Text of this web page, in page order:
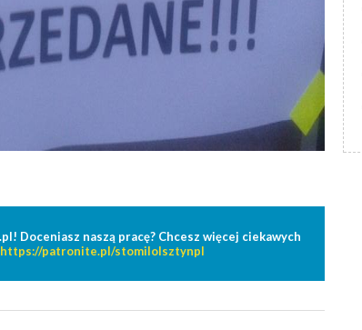
Doceniasz naszą pracę? Chcesz więcej ciekawych
https://patronite.pl/stomilolsztynpl